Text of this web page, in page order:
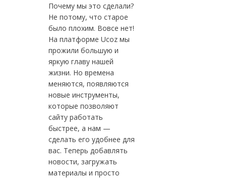
Почему мы это сделали?
Не потому, что старое
было плохим. Вовсе нет!
На платформе Ucoz мы
прожили большую и
яркую главу нашей
жизни. Но времена
меняются, появляются
новые инструменты,
которые позволяют
сайту работать
быстрее, а нам —
сделать его удобнее для
вас. Теперь добавлять
новости, загружать
материалы и просто